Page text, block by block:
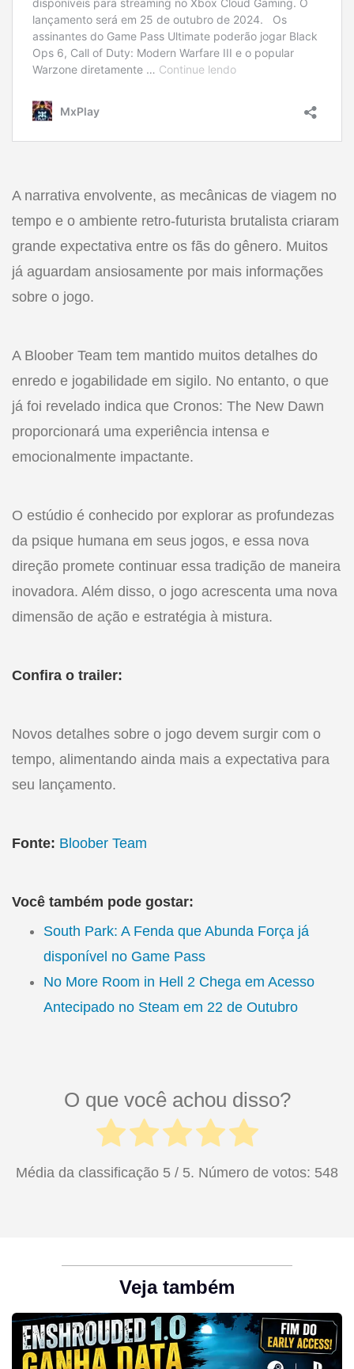
A narrativa envolvente, as mecânicas de viagem no
tempo e o ambiente retro-futurista brutalista criaram
grande expectativa entre os fãs do gênero. Muitos
já aguardam ansiosamente por mais informações
sobre o jogo.
A Bloober Team tem mantido muitos detalhes do
enredo e jogabilidade em sigilo. No entanto, o que
já foi revelado indica que Cronos: The New Dawn
proporcionará uma experiência intensa e
emocionalmente impactante.
O estúdio é conhecido por explorar as profundezas
da psique humana em seus jogos, e essa nova
direção promete continuar essa tradição de maneira
inovadora. Além disso, o jogo acrescenta uma nova
dimensão de ação e estratégia à mistura.
Confira o trailer:
Novos detalhes sobre o jogo devem surgir com o
tempo, alimentando ainda mais a expectativa para
seu lançamento.
Fonte: Bloober Team
Você também pode gostar:
South Park: A Fenda que Abunda Força já
disponível no Game Pass
No More Room in Hell 2 Chega em Acesso
Antecipado no Steam em 22 de Outubro
O que você achou disso?
Média da classificação 5 / 5. Número de votos: 548
Veja também